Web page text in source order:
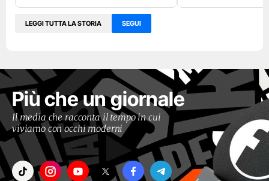
LEGGI TUTTA LA STORIA SEGUI
Più che un giornale
Il media che racconta il tempo in cui
viviamo con occhi moderni